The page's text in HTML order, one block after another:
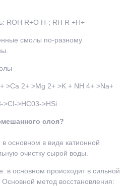
ROH R+O H-; RH R +H+
смолы по-разному
>Ca 2+ >Mg 2+ >K + NH 4+ >Na+
>HC03->HSi
слоя?
основном в виде катионной
очистку сырой воды.
в основном происходит в сильной
метод восстановления: